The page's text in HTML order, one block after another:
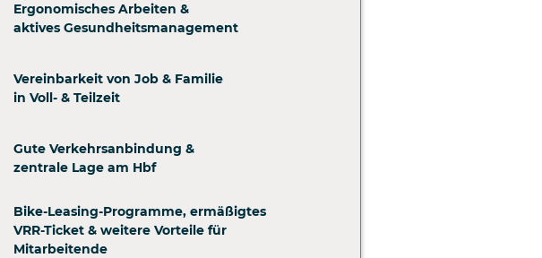
Ergonomisches Arbeiten &
aktives Gesundheitsmanagement
Vereinbarkeit von Job & Familie
in Voll- & Teilzeit
Gute Verkehrsanbindung &
zentrale Lage am Hbf
Bike-Leasing-Programme, ermäßigtes
VRR-Ticket & weitere Vorteile für
Mitarbeitende